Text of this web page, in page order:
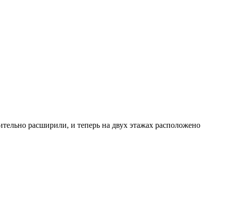
расширили, и теперь на двух этажах расположено